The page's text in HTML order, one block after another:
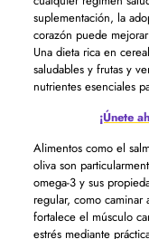
suplementación, la
corazón puede
Una dieta rica en
saludables y frutas y
nutrientes esenciales
¡Únete
Alimentos como el
oliva son
omega-3 y sus
regular, como
fortalece el músculo
estrés mediante